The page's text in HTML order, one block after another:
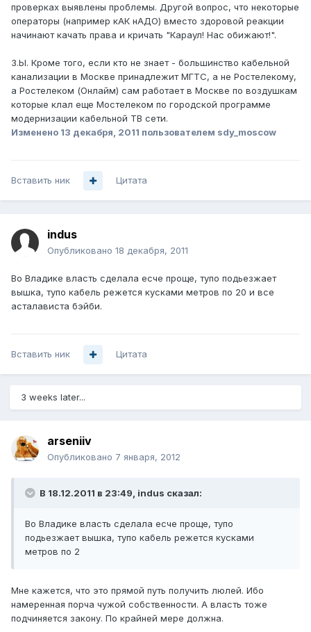
проверках выявлены проблемы. Другой вопрос, что некоторые
операторы (например кАК нАДО) вместо здоровой реакции
начинают качать права и кричать "Караул! Нас обижают!".
З.Ы. Кроме того, если кто не знает - большинство кабельной
канализации в Москве принадлежит МГТС, а не Ростелекому,
а Ростелеком (Онлайм) сам работает в Москве по воздушкам
которые клал еще Мостелеком по городской программе
модернизации кабельной ТВ сети.
Изменено 13 декабря, 2011 пользователем sdy_moscow
Вставить ник Цитата
indus
Опубликовано 18 декабря, 2011
Во Владике власть сделала есче проще, тупо подьезжает
вышка, тупо кабель режется кусками метров по 20 и все
асталависта бэйби.
Вставить ник Цитата
3 weeks later...
arseniiv
Опубликовано 7 января, 2012
В 18.12.2011 в 23:49, indus сказал:
Во Владике власть сделала есче проще, тупо
подьезжает вышка, тупо кабель режется кусками
метров по 2
Мне кажется, что это прямой путь получить люлей. Ибо
намеренная порча чужой собственности. А власть тоже
подчиняется закону. По крайней мере должна.